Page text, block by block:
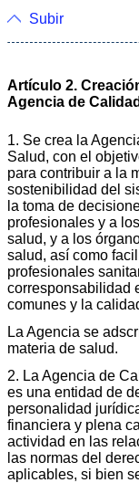
Subir
Artículo 2.
Agencia de
1. Se crea la
Salud, con el
para contribuir a la
sostenibilidad del
la toma de
profesionales y a
salud, y a los
salud, así como
profesionales
corresponsabilidad
comunes y la
La Agencia se
materia de salud.
2. La Agencia de
es una entidad de
personalidad
financiera y plena
actividad en las
las normas del
aplicables, si bien